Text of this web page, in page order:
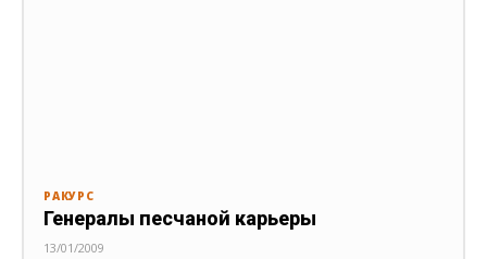
РАКУРС
Генералы песчаной карьеры
13/01/2009